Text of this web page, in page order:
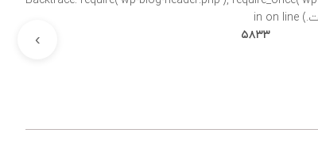
on line
۵۸۳۳ ›